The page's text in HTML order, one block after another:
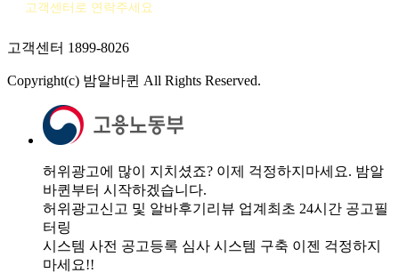
고객센터로 연락주세요
고객센터 1899-8026
Copyright(c) 밤알바퀸 All Rights Reserved.
허위광고에 많이 지치셨죠? 이제 걱정하지마세요. 밤알
바퀸부터 시작하겠습니다.
허위광고신고 및 알바후기리뷰 업계최초 24시간 공고필
터링
시스템 사전 공고등록 심사 시스템 구축 이젠 걱정하지
마세요!!